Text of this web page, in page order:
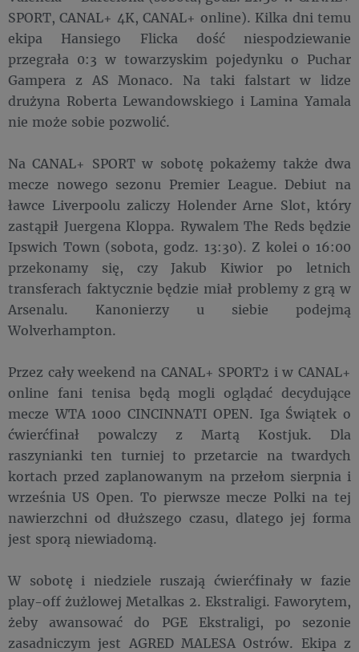
SPORT, CANAL+ 4K, CANAL+ online). Kilka dni temu
ekipa Hansiego Flicka dość niespodziewanie
przegrała 0:3 w towarzyskim pojedynku o Puchar
Gampera z AS Monaco. Na taki falstart w lidze
drużyna Roberta Lewandowskiego i Lamina Yamala
nie może sobie pozwolić.
Na CANAL+ SPORT w sobotę pokażemy także dwa
mecze nowego sezonu Premier League. Debiut na
ławce Liverpoolu zaliczy Holender Arne Slot, który
zastąpił Juergena Kloppa. Rywalem The Reds będzie
Ipswich Town (sobota, godz. 13:30). Z kolei o 16:00
przekonamy się, czy Jakub Kiwior po letnich
transferach faktycznie będzie miał problemy z grą w
Arsenalu. Kanonierzy u siebie podejmą
Wolverhampton.
Przez cały weekend na CANAL+ SPORT2 i w CANAL+
online fani tenisa będą mogli oglądać decydujące
mecze WTA 1000 CINCINNATI OPEN. Iga Świątek o
ćwierćfinał powalczy z Martą Kostjuk. Dla
raszynianki ten turniej to przetarcie na twardych
kortach przed zaplanowanym na przełom sierpnia i
września US Open. To pierwsze mecze Polki na tej
nawierzchni od dłuższego czasu, dlatego jej forma
jest sporą niewiadomą.
W sobotę i niedziele ruszają ćwierćfinały w fazie
play-off żużlowej Metalkas 2. Ekstraligi. Faworytem,
żeby awansować do PGE Ekstraligi, po sezonie
zasadniczym jest AGRED MALESA Ostrów. Ekipa z